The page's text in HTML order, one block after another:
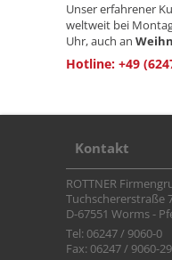
Unser erfahrener
weltweit bei
Uhr, auch an
Hotline: +49
Kontakt
ROTTNER
Tuchschererstraße
D-67551 Worms -
Tel: 06247 / 9060-0
Fax: 06247 / 9060-